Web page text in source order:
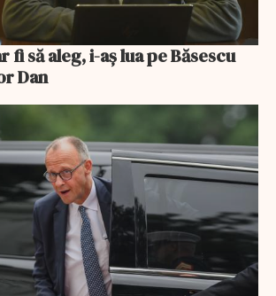
fi să aleg, i-aș lua pe Băsescu
Dan